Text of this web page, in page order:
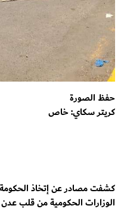
حفظ الصورة
كريتر سكاي: خاص
كشفت مصادر عن إتخاذ
الوزارات الحكومية من قلب عدن